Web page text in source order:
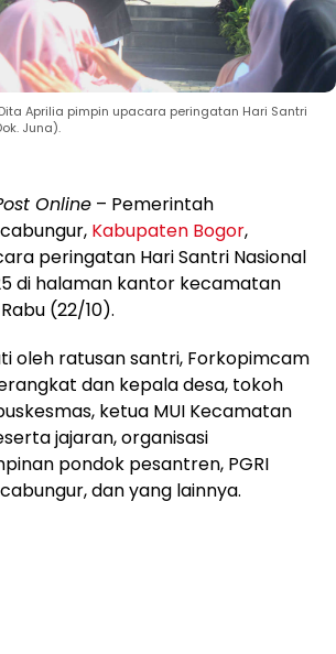
Aprilia pimpin upacara peringatan Hari Santri
Juna).
Online – Pemerintah
Kabupaten Bogor,
peringatan Hari Santri Nasional
di halaman kantor kecamatan
(22/10).
oleh ratusan santri, Forkopimcam
dan kepala desa, tokoh
ketua MUI Kecamatan
jajaran, organisasi
pondok pesantren, PGRI
dan yang lainnya.